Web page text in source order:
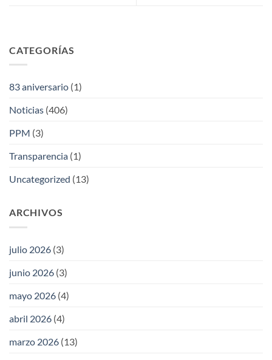
CATEGORÍAS
83 aniversario (1)
Noticias (406)
PPM (3)
Transparencia (1)
Uncategorized (13)
ARCHIVOS
julio 2026 (3)
junio 2026 (3)
mayo 2026 (4)
abril 2026 (4)
marzo 2026 (13)